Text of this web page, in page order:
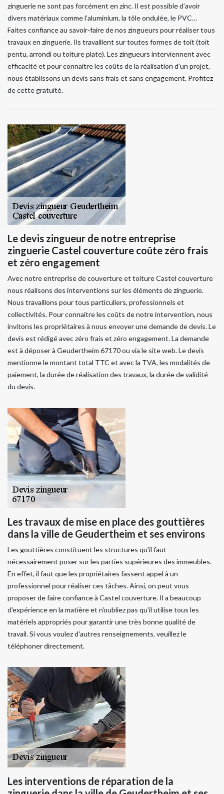
zinguerie ne sont pas forcément en zinc. Il est possible d’avoir
divers matériaux comme l’aluminium, la tôle ondulée, le PVC…
Faites confiance au savoir-faire de nos zingueurs pour réaliser tous
travaux en zinguerie. Ils travaillent sur toutes formes de toit (toit
pentu, arrondi ou toiture plate). Les zingueurs interviennent avec
efficacité et pour connaitre les coûts de la réalisation d’un projet,
nous établissons un devis sans frais et sans engagement. Profitez
de cette gratuité.
Le devis zingueur de notre entreprise
zinguerie Castel couverture coûte zéro frais
et zéro engagement
Avec notre entreprise de couverture et toiture Castel couverture
nous réalisons des interventions sur les éléments de zinguerie.
Nous travaillons pour tous particuliers, professionnels et
collectivités. Pour connaitre les coûts de notre intervention, nous
invitons les propriétaires à nous envoyer une demande de devis. Le
devis est rédigé avec zéro frais et zéro engagement. La demande
est à déposer à Geudertheim 67170 ou via le site web. Le devis
mentionne le montant total TTC et avec la TVA, les modalités de
paiement, la durée de réalisation des travaux, la durée de validité
du devis.
Les travaux de mise en place des gouttières
dans la ville de Geudertheim et ses environs
Les gouttières constituent les structures qu'il faut
nécessairement poser sur les parties supérieures des immeubles.
En effet, il faut que les propriétaires fassent appel à un
professionnel pour réaliser ces tâches. Ainsi, on peut vous
proposer de faire confiance à Castel couverture. Il a beaucoup
d'expérience en la matière et n'oubliez pas qu'il utilise tous les
matériels appropriés pour garantir une très bonne qualité de
travail. Si vous voulez d'autres renseignements, veuillez le
téléphoner directement.
Les interventions de réparation de la